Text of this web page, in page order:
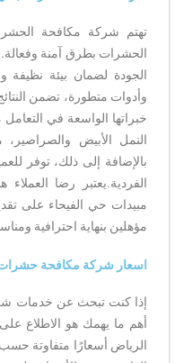
تهتم شركة مكافحة
الحشرات بطرق آمنة
الجودة لضمان بيئة
وأدوات متطورة، تضمن
خبراتها الواسعة في
النمل الأبيض
بالإضافة إلى ذلك، توفر
الفردية.يعتبر رضا
مبيدات حي الفيحاء على
مؤهلين بنهاية احترافية
اسعار شركة مكافحة حشرات
إذا كنت تبحث عن خدمات
أهم ما يهمك هو الاطلاع
الرياض أسعارًا متفاوتة